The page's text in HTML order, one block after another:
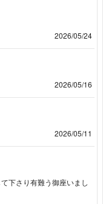
2026/05/24
2026/05/16
2026/05/11
下さり有難う御座いまし